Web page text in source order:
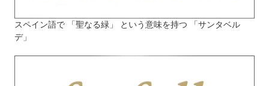
スペイン語で 「聖なる緑」 という意味を持つ 「サンタベル
デ」